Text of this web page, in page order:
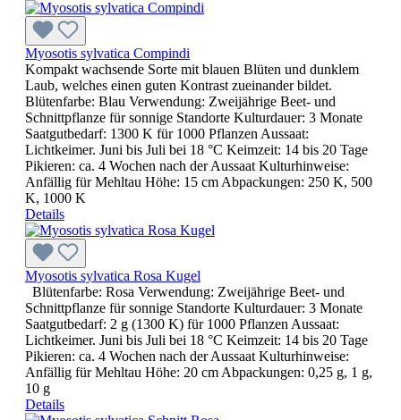
Myosotis sylvatica Compindi
Kompakt wachsende Sorte mit blauen Blüten und dunklem
Laub, welches einen guten Kontrast zueinander bildet.
Blütenfarbe: Blau Verwendung: Zweijährige Beet- und
Schnittpflanze für sonnige Standorte Kulturdauer: 3 Monate
Saatgutbedarf: 1300 K für 1000 Pflanzen Aussaat:
Lichtkeimer. Juni bis Juli bei 18 °C Keimzeit: 14 bis 20 Tage
Pikieren: ca. 4 Wochen nach der Aussaat Kulturhinweise:
Anfällig für Mehltau Höhe: 15 cm Abpackungen: 250 K, 500
K, 1000 K
Details
Myosotis sylvatica Rosa Kugel
Blütenfarbe: Rosa Verwendung: Zweijährige Beet- und
Schnittpflanze für sonnige Standorte Kulturdauer: 3 Monate
Saatgutbedarf: 2 g (1300 K) für 1000 Pflanzen Aussaat:
Lichtkeimer. Juni bis Juli bei 18 °C Keimzeit: 14 bis 20 Tage
Pikieren: ca. 4 Wochen nach der Aussaat Kulturhinweise:
Anfällig für Mehltau Höhe: 20 cm Abpackungen: 0,25 g, 1 g,
10 g
Details